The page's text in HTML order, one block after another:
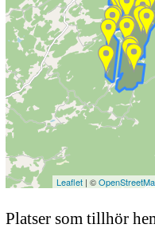
Leaflet | ©
Platser som tillhör